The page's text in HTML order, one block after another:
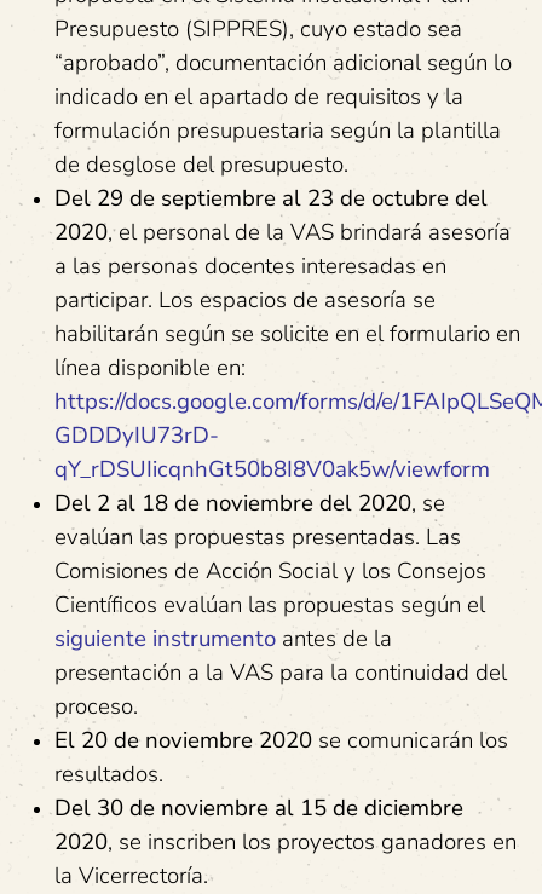
Presupuesto (SIPPRES), cuyo estado sea
“aprobado”, documentación adicional según lo
indicado en el apartado de requisitos y la
formulación presupuestaria según la plantilla
de desglose del presupuesto.
Del 29 de septiembre al 23 de octubre del
2020, el personal de la VAS brindará asesoría
a las personas docentes interesadas en
participar. Los espacios de asesoría se
habilitarán según se solicite en el formulario en
línea disponible en:
https://docs.google.com/forms/d/e/
GDDDyIU73rD-
qY_rDSUIicqnhGt50b8I8V0ak5w/viewform
Del 2 al 18 de noviembre del 2020, se
evalúan las propuestas presentadas. Las
Comisiones de Acción Social y los Consejos
Científicos evalúan las propuestas según el
siguiente instrumento antes de la
presentación a la VAS para la continuidad del
proceso.
El 20 de noviembre 2020 se comunicarán los
resultados.
Del 30 de noviembre al 15 de diciembre
2020, se inscriben los proyectos ganadores en
la Vicerrectoría.